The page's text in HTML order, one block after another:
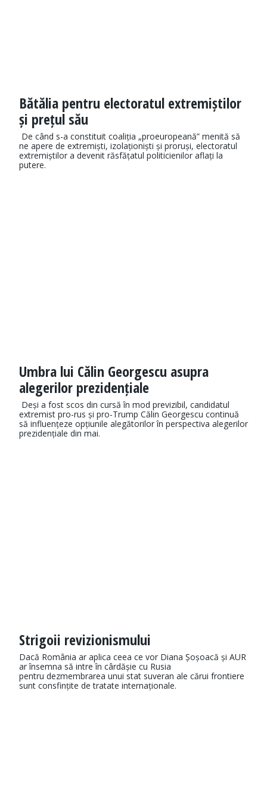
Bătălia pentru electoratul extremiștilor
și prețul său
De când s-a constituit coaliția „proeuropeană” menită să
ne apere de extremiști, izolaționiști și proruși, electoratul
extremiștilor a devenit răsfățatul politicienilor aflați la
putere.
Umbra lui Călin Georgescu asupra
alegerilor prezidențiale
Deși a fost scos din cursă în mod previzibil, candidatul
extremist pro-rus și pro-Trump Călin Georgescu continuă
să influențeze opțiunile alegătorilor în perspectiva alegerilor
prezidențiale din mai.
Strigoii revizionismului
Dacă România ar aplica ceea ce vor Diana Șoșoacă și AUR
ar însemna să intre în cârdășie cu Rusia
pentru dezmembrarea unui stat suveran ale cărui frontiere
sunt consfințite de tratate internaționale.